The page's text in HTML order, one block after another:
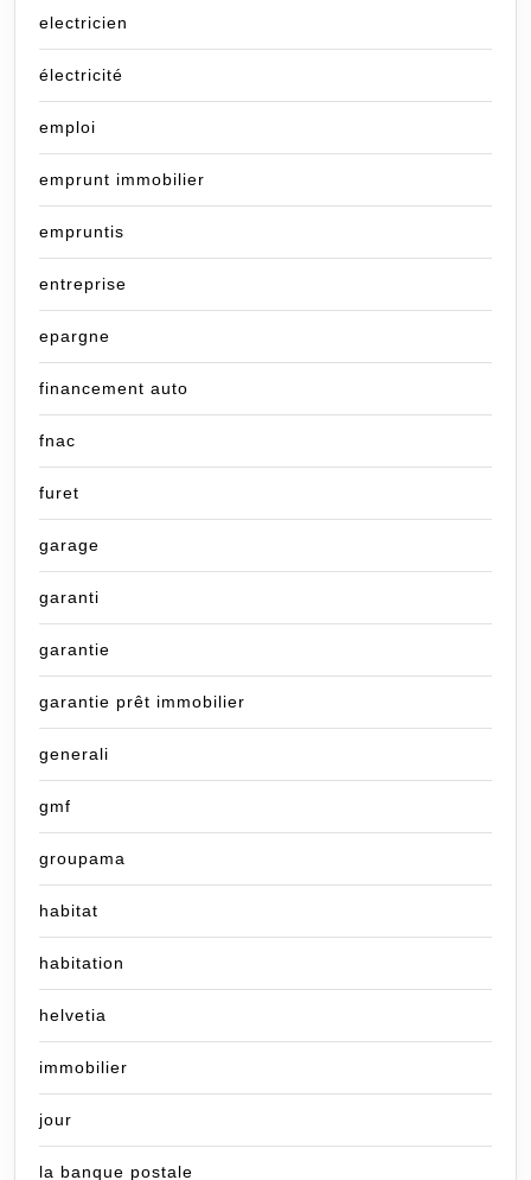
electricien
électricité
emploi
emprunt immobilier
empruntis
entreprise
epargne
financement auto
fnac
furet
garage
garanti
garantie
garantie prêt immobilier
generali
gmf
groupama
habitat
habitation
helvetia
immobilier
jour
la banque postale